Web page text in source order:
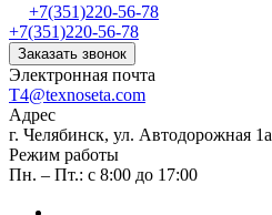
+7(351)220-56-78
+7(351)220-56-78
Заказать звонок
Электронная почта
T4@texnoseta.com
Адрес
г. Челябинск, ул. Автодорожная 1а
Режим работы
Пн. – Пт.: с 8:00 до 17:00